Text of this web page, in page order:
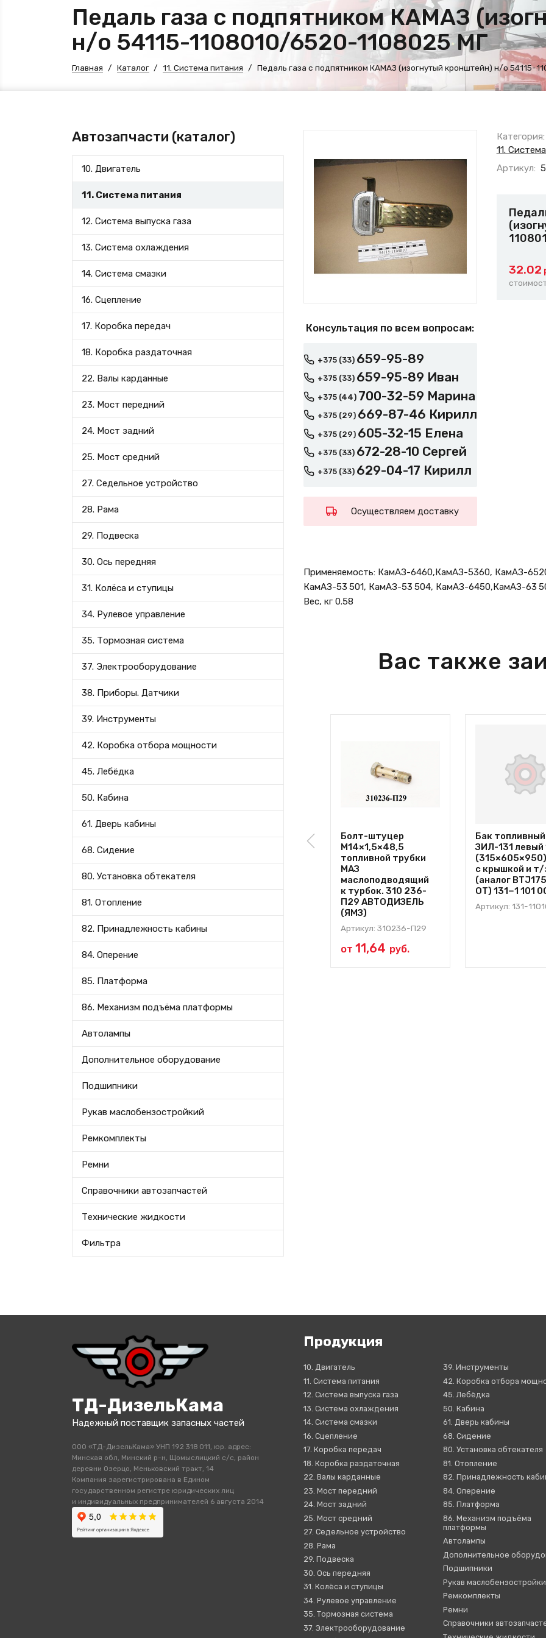
Педаль газа с подпятником КАМАЗ
н/о 54115-1108010/6520-1108025 МГ
Главная Каталог 11. Система питания Педаль газа с подпятником КАМАЗ (изогнутый кронштейн) н/о 54115-
Автозапчасти (каталог)
10. Двигатель
11. Система питания
12. Система выпуска газа
13. Система охлаждения
14. Система смазки
16. Сцепление
17. Коробка передач
18. Коробка раздаточная
22. Валы карданные
23. Мост передний
24. Мост задний
25. Мост средний
27. Седельное устройство
28. Рама
29. Подвеска
30. Ось передняя
31. Колёса и ступицы
34. Рулевое управление
35. Тормозная система
37. Электрооборудование
38. Приборы. Датчики
39. Инструменты
42. Коробка отбора мощности
45. Лебёдка
50. Кабина
61. Дверь кабины
68. Сидение
80. Установка обтекателя
81. Отопление
82. Принадлежность кабины
84. Оперение
85. Платформа
86. Механизм подъёма платформы
Автолампы
Дополнительное оборудование
Подшипники
Рукав маслобензостройкий
Ремкомплекты
Ремни
Справочники автозапчастей
Технические жидкости
Фильтра
Консультация по всем вопросам:
+375 (33) 659-95-89
+375 (33) 659-95-89 Иван
+375 (44) 700-32-59 Марина
+375 (29) 669-87-46 Кирилл
+375 (29) 605-32-15 Елена
+375 (33) 672-28-10 Сергей
+375 (33) 629-04-17 Кирилл
Осуществляем доставку
Категория:
11.
Артикул:
32.02
Применяемость: КамАЗ-6460,КамАЗ-5360, КамАЗ-
КамАЗ-53 501, КамАЗ-53 504, КамАЗ-6450,КамАЗ-63
Вес, кг 0.58
Вас также
Болт-штуцер
М14×1,5×48,5
топливной трубки
МАЗ
маслоподводящий
к турбок. 310 236-
П29 АВТОДИЗЕЛЬ
(ЯМЗ)
Артикул: 310236-П29
от 11,64 руб.
Бак топливный
ЗИЛ-131 левый
(315×605×950)
с крышкой и т/
(аналог
OT) 131−1 101
Артикул: 131-
ТД-ДизельКама
Надежный поставщик запасных частей
ООО «ТД-ДизельКама» УНП 192 318 011, юр. адрес:
Минская обл, Минский р-н, Щомыслицкий с/с, район
деревни Озерцо, Меньковский тракт, 14
Компания зарегистрирована в Едином
государственном регистре юридических лиц
и индивидуальных предпринимателей 6 августа 2014
Продукция
10. Двигатель
11. Система питания
12. Система выпуска газа
13. Система охлаждения
14. Система смазки
16. Сцепление
17. Коробка передач
18. Коробка раздаточная
22. Валы карданные
23. Мост передний
24. Мост задний
25. Мост средний
27. Седельное устройство
28. Рама
29. Подвеска
30. Ось передняя
31. Колёса и ступицы
34. Рулевое управление
35. Тормозная система
37. Электрооборудование
39. Инструменты
42. Коробка отбора
45. Лебёдка
50. Кабина
61. Дверь кабины
68. Сидение
80. Установка обтекателя
81. Отопление
82. Принадлежность
84. Оперение
85. Платформа
86. Механизм подъёма
платформы
Автолампы
Дополнительное
Подшипники
Рукав
Ремкомплекты
Ремни
Справочники